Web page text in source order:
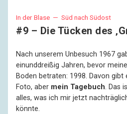
In der Blase — Süd nach Südost
#9 – Die Tücken des
Nach unserem Unbesuch 1967
einunddreißig Jahren, bevor
Boden betraten: 1998. Davon gibt
Foto, aber mein Tagebuch. Das
alles, was ich mir jetzt
könnte.